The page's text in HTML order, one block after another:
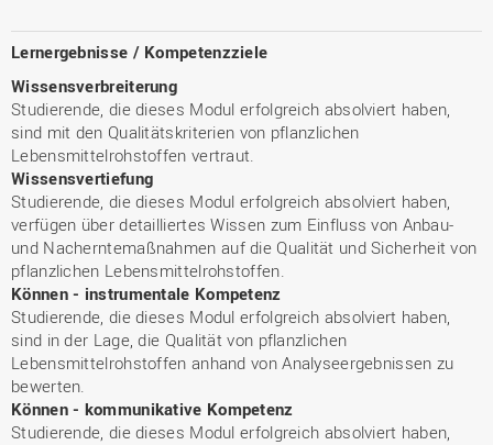
Lernergebnisse / Kompetenzziele
Wissensverbreiterung
Studierende, die dieses Modul erfolgreich absolviert haben,
sind mit den Qualitätskriterien von pflanzlichen
Lebensmittelrohstoffen vertraut.
Wissensvertiefung
Studierende, die dieses Modul erfolgreich absolviert haben,
verfügen über detailliertes Wissen zum Einfluss von Anbau-
und Nacherntemaßnahmen auf die Qualität und Sicherheit von
pflanzlichen Lebensmittelrohstoffen.
Können - instrumentale Kompetenz
Studierende, die dieses Modul erfolgreich absolviert haben,
sind in der Lage, die Qualität von pflanzlichen
Lebensmittelrohstoffen anhand von Analyseergebnissen zu
bewerten.
Können - kommunikative Kompetenz
Studierende, die dieses Modul erfolgreich absolviert haben,